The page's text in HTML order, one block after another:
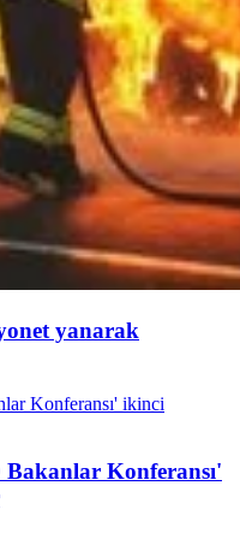
yanarak
Konferansı'